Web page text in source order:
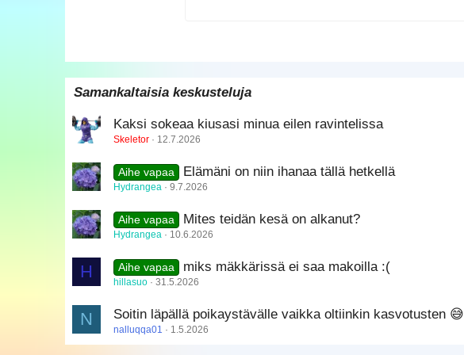
Trebuchet MS
Verdana
Samankaltaisia keskusteluja
Kaksi sokeaa kiusasi minua eilen ravintelissa
Skeletor 12.7.2026
Aihe vapaa Elämäni on niin ihanaa tällä hetkellä
Hydrangea 9.7.2026
Aihe vapaa Mites teidän kesä on alkanut?
Hydrangea 10.6.2026
H Aihe vapaa miks mäkkärissä ei saa makoilla :(
hillasuo 31.5.2026
N Soitin läpällä poikaystävälle vaikka oltiinkin kasvotusten 😅
nalluqqa01 1.5.2026